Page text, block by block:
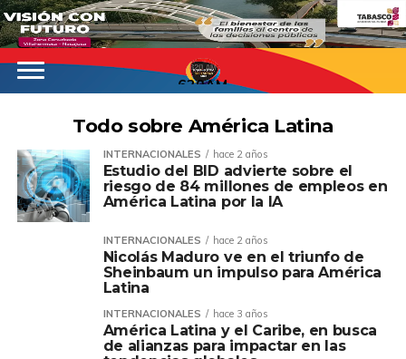
620AM
Todo sobre América Latina
INTERNACIONALES hace 2 años
Estudio del BID advierte sobre el
riesgo de 84 millones de empleos en
América Latina por la IA
INTERNACIONALES hace 2 años
Nicolás Maduro ve en el triunfo de
Sheinbaum un impulso para América
Latina
INTERNACIONALES hace 3 años
América Latina y el Caribe, en busca
de alianzas para impactar en las